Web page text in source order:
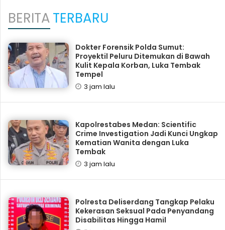
BERITATERBARU
Dokter Forensik Polda Sumut:
Proyektil Peluru Ditemukan di Bawah
Kulit Kepala Korban, Luka Tembak
Tempel
3 jam lalu
Kapolrestabes Medan: Scientific
Crime Investigation Jadi Kunci Ungkap
Kematian Wanita dengan Luka
Tembak
3 jam lalu
Polresta Deliserdang Tangkap Pelaku
Kekerasan Seksual Pada Penyandang
Disabilitas Hingga Hamil